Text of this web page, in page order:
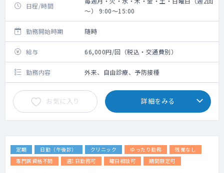
日程/時間
～） 9:00～15:00
勤務開始時期 随時
給与 66,000円/回（税込・交通費別）
勤務内容 外来、自由診療、予防接種
お気に入り 詳細をみる
定期 日勤（午後診） クリニック ゆったり勤務
残業なし
専門医資格不問
週1日勤務可 曜日相談可 期間限定可